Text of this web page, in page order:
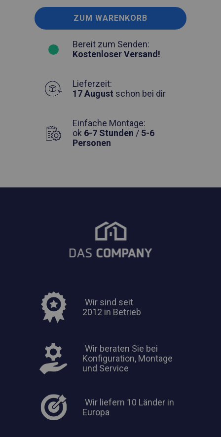
ZUM WARENKORB
Bereit zum Senden:
Kostenloser Versand!
Lieferzeit:
17 August schon bei dir
Einfache Montage:
ok 6-7 Stunden / 5-6
Personen
Wir sind seit
2012 in Betrieb
Wir beraten Sie bei
Konfiguration, Montage
und Service
Wir liefern 10 Länder in
Europa